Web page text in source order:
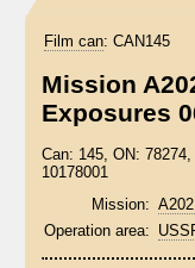
Film can: CAN145
Mission
Exposures
Can: 145, ON:
10178001
Mission:
Operation area: